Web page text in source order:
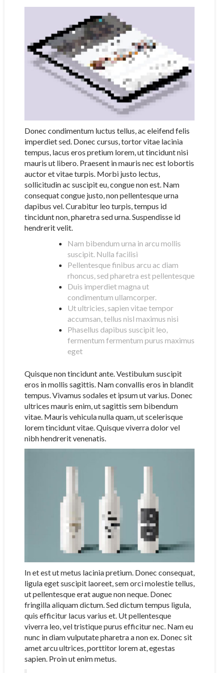
Donec condimentum luctus tellus, ac eleifend felis
imperdiet sed. Donec cursus, tortor vitae lacinia
tempus, lacus eros pretium lorem, ut tincidunt nisi
mauris ut libero. Praesent in mauris nec est lobortis
auctor et vitae turpis. Morbi justo lectus,
sollicitudin ac suscipit eu, congue non est. Nam
consequat congue justo, non pellentesque urna
dapibus vel. Curabitur leo turpis, tempus id
tincidunt non, pharetra sed urna. Suspendisse id
hendrerit velit.
Nam bibendum urna in arcu mollis
suscipit. Nulla facilisi
Pellentesque finibus arcu ac diam
rhoncus, sed pharetra est pellentesque
Duis imperdiet magna ut
condimentum ullamcorper.
Ut ultricies, sapien vitae tempor
accumsan, tellus nisl maximus nisi
Phasellus dapibus suscipit leo,
fermentum fermentum purus maximus
eget
Quisque non tincidunt ante. Vestibulum suscipit
eros in mollis sagittis. Nam convallis eros in blandit
tempus. Vivamus sodales et ipsum ut varius. Donec
ultrices mauris enim, ut sagittis sem bibendum
vitae. Mauris vehicula nulla quam, ut scelerisque
lorem tincidunt vitae. Quisque viverra dolor vel
nibh hendrerit venenatis.
In et est ut metus lacinia pretium. Donec consequat,
ligula eget suscipit laoreet, sem orci molestie tellus,
ut pellentesque erat augue non neque. Donec
fringilla aliquam dictum. Sed dictum tempus ligula,
quis efficitur lacus varius et. Ut pellentesque
viverra leo, vel tristique purus efficitur nec. Nam eu
nunc in diam vulputate pharetra a non ex. Donec sit
amet arcu ultrices, porttitor lorem at, egestas
sapien. Proin ut enim metus.